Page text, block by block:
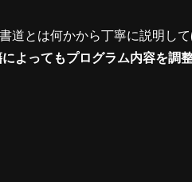
とは何かから丁寧に説明して
よってもプログラム内容を調